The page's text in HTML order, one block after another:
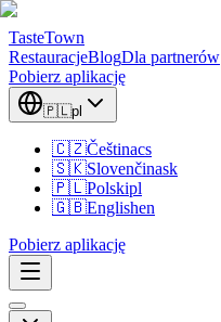
TasteTown
RestauracjeBlogDla partnerów
Pobierz aplikację
🇵🇱pl
🇨🇿Češtinacs
🇸🇰Slovenčinask
🇵🇱Polskipl
🇬🇧Englishen
Pobierz aplikację